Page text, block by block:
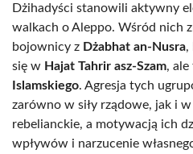
Dżihadyści stanowili aktywny
walkach o Aleppo. Wśród nich
bojownicy z Dżabhat an-Nusra,
się w Hajat Tahrir asz-Szam, ale
Islamskiego. Agresja tych
zarówno w siły rządowe, jak i
rebelianckie, a motywacją ich
wpływów i narzucenie